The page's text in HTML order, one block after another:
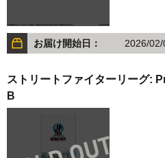
お届け開始日： 2026/02/
ストリートファイターリーグ:
B